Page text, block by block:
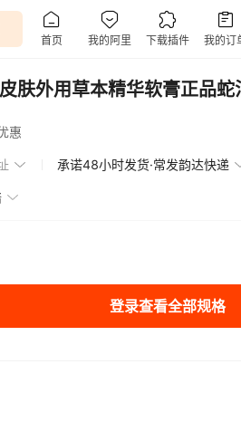
肤外用草本精华软膏正品蛇
惠
承诺48小时发货·常发韵达快递
登录查看全部规格